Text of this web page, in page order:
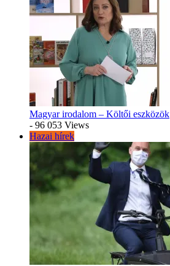
Magyar irodalom – Költői eszközök
- 96 053 Views
Hazai hírek